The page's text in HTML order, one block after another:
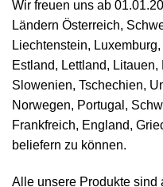
Wir freuen uns ab
Ländern Österreich,
Liechtenstein,
Estland, Lettland,
Slowenien, Tschechien,
Norwegen, Portugal,
Frankfreich, England,
beliefern zu können.
Alle unsere Produkte sind